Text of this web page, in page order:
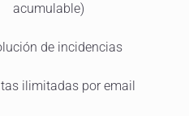
acumulable)
de incidencias
ilimitadas por email